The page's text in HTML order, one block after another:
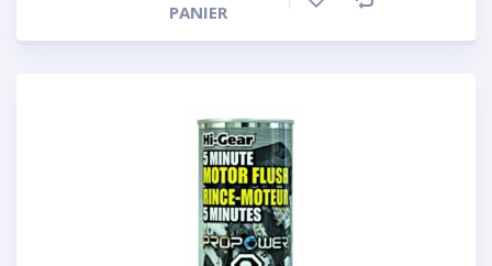
PANIER